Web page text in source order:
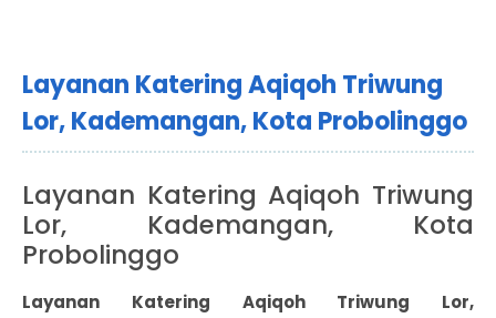
Layanan Katering Aqiqoh Triwung
Lor, Kademangan, Kota Probolinggo
Layanan Katering Aqiqoh Triwung
Lor, Kademangan, Kota
Probolinggo
Layanan Katering Aqiqoh Triwung Lor,